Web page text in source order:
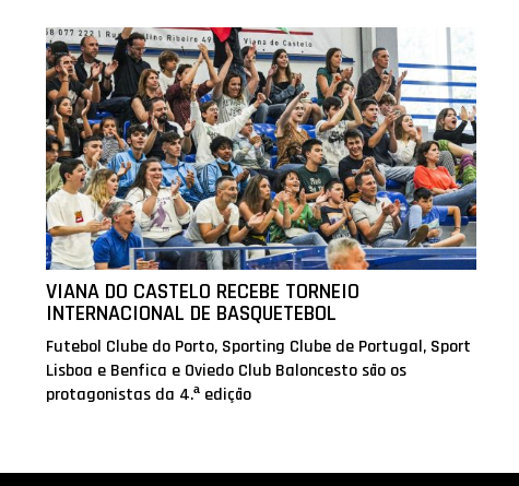
VIANA DO CASTELO RECEBE TORNEIO
INTERNACIONAL DE BASQUETEBOL
Futebol Clube do Porto, Sporting Clube de Portugal, Sport
Lisboa e Benfica e Oviedo Club Baloncesto são os
protagonistas da 4.ª edição